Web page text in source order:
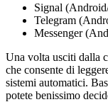
Signal
Telegram
Messenger
Una volta usciti dalla
che consente di
sistemi automatici.
potete benissimo